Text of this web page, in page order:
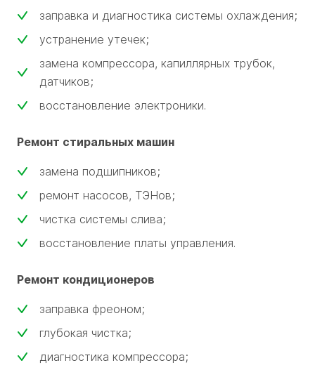
заправка и диагностика системы охлаждения;
устранение утечек;
замена компрессора, капиллярных трубок,
датчиков;
восстановление электроники.
Ремонт стиральных машин
замена подшипников;
ремонт насосов, ТЭНов;
чистка системы слива;
восстановление платы управления.
Ремонт кондиционеров
заправка фреоном;
глубокая чистка;
диагностика компрессора;